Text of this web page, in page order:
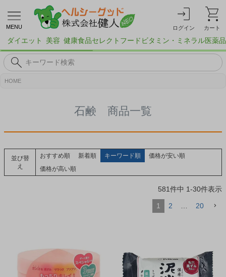
MENU ログイン カート
ダイエット 美容 健康食品セレクトフード ビタミン・ミネラル医薬品
HOME
石鹸 商品一覧
並び替
え
おすすめ順 新着順 キーワード順
価格が安い順
価格が高い順
581件中 1-30件表示
1 2 20